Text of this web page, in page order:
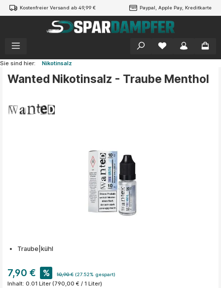
springen
Kostenfreier Versand ab 49,99 € Paypal, Apple Pay, Kreditkarte
Sie sind hier: Nikotinsalz
Wanted Nikotinsalz - Traube Menthol
Traube|kühl
7,90 € % 10,90 € (27.52% gespart)
Inhalt: 0.01 Liter (790,00 € / 1 Liter)